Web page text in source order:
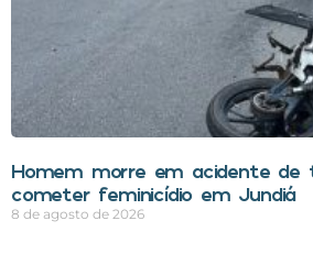
Homem morre em acidente de
cometer feminicídio em Jundiá
8 de agosto de 2026